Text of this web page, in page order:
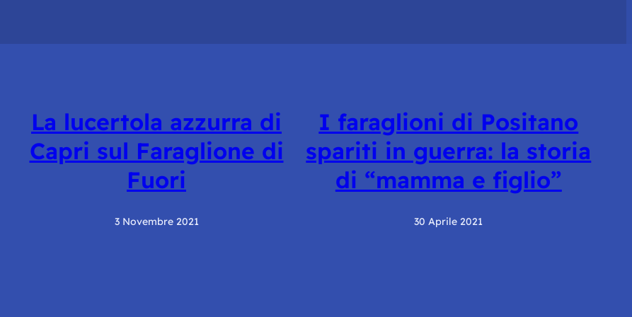
La lucertola azzurra di
Capri sul Faraglione di
Fuori
3 Novembre 2021
I faraglioni di Positano
spariti in guerra: la storia
di “mamma e figlio”
30 Aprile 2021